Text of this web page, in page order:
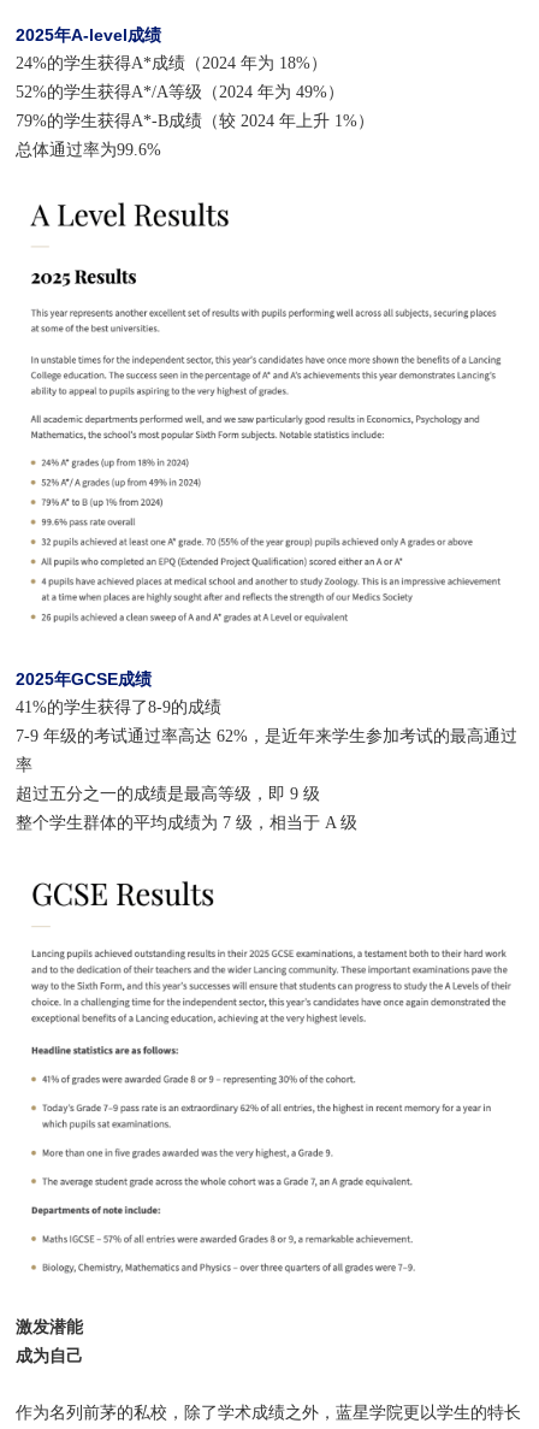
2025年A-level成绩
24%的学生获得A*成绩（2024 年为 18%）
52%的学生获得A*/A等级（2024 年为 49%）
79%的学生获得A*-B成绩（较 2024 年上升 1%）
总体通过率为99.6%
2025年GCSE成绩
41%的学生获得了8-9的成绩
7-9 年级的考试通过率高达 62%，是近年来学生参加考试的最高通过
率
超过五分之一的成绩是最高等级，即 9 级
整个学生群体的平均成绩为 7 级，相当于 A 级
激发潜能
成为自己
作为名列前茅的私校，除了学术成绩之外，蓝星学院更以学生的特长